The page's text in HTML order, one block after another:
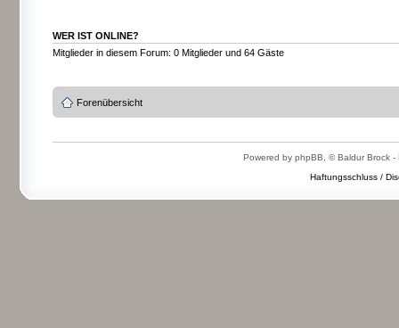
WER IST ONLINE?
Mitglieder in diesem Forum: 0 Mitglieder und 64 Gäste
Forenübersicht
Powered by phpBB, © Baldur Brock -
Haftungsschluss /